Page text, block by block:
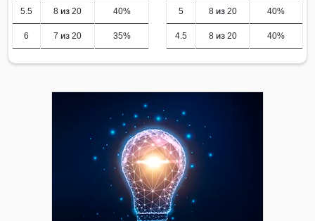
5.5 8 из 20 40%
6 7 из 20 35%
5 8 из 20 40%
4.5 8 из 20 40%